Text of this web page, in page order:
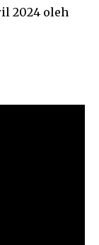
2024 oleh